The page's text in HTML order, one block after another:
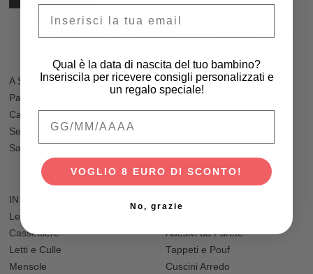
A SPASSO
Passeggini Gemellari
Carrozzine e Navicelle
Seggiolini Auto
Sacchi Passeggino
PER IL LETTINO
Riduttori Lettino
Paracolpi
IN CAMERETTA
Letti Montessoriani
Cassettiere
Letti e Culle
Mensole
Adesivi da Parete
Tappeti e Pouf
Cuscini Arredo
Qual è la data di nascita del tuo bambino?
Inseriscila per ricevere consigli personalizzati e
un regalo speciale!
VOGLIO 8 EURO DI SCONTO!
No, grazie